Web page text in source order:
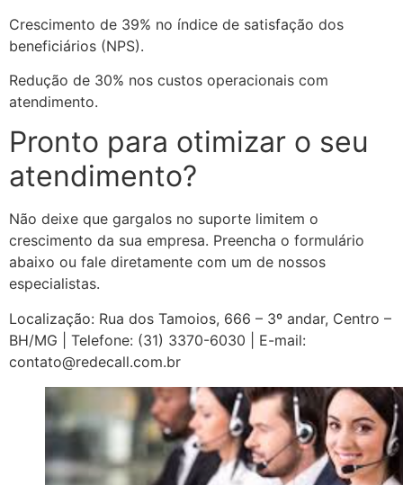
Crescimento de 39% no índice de satisfação dos
beneficiários (NPS).
Redução de 30% nos custos operacionais com
atendimento.
Pronto para otimizar o seu
atendimento?
Não deixe que gargalos no suporte limitem o
crescimento da sua empresa. Preencha o formulário
abaixo ou fale diretamente com um de nossos
especialistas.
Localização: Rua dos Tamoios, 666 – 3º andar, Centro –
BH/MG | Telefone: (31) 3370-6030 | E-mail:
contato@redecall.com.br